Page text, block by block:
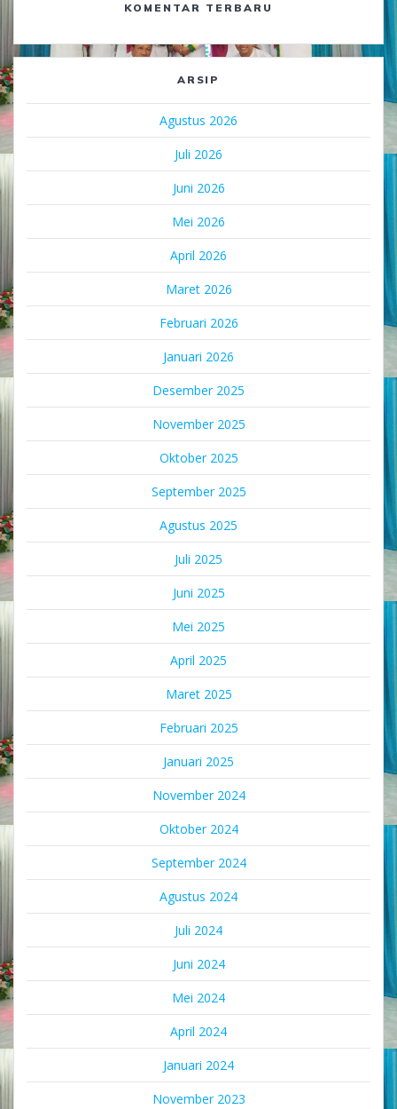
KOMENTAR TERBARU
ARSIP
Agustus 2026
Juli 2026
Juni 2026
Mei 2026
April 2026
Maret 2026
Februari 2026
Januari 2026
Desember 2025
November 2025
Oktober 2025
September 2025
Agustus 2025
Juli 2025
Juni 2025
Mei 2025
April 2025
Maret 2025
Februari 2025
Januari 2025
November 2024
Oktober 2024
September 2024
Agustus 2024
Juli 2024
Juni 2024
Mei 2024
April 2024
Januari 2024
November 2023